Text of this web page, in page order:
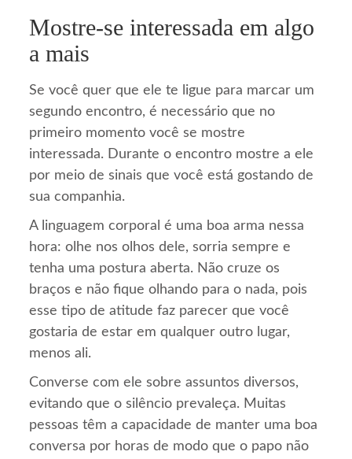
Mostre-se interessada em algo
a mais
Se você quer que ele te ligue para marcar um
segundo encontro, é necessário que no
primeiro momento você se mostre
interessada. Durante o encontro mostre a ele
por meio de sinais que você está gostando de
sua companhia.
A linguagem corporal é uma boa arma nessa
hora: olhe nos olhos dele, sorria sempre e
tenha uma postura aberta. Não cruze os
braços e não fique olhando para o nada, pois
esse tipo de atitude faz parecer que você
gostaria de estar em qualquer outro lugar,
menos ali.
Converse com ele sobre assuntos diversos,
evitando que o silêncio prevaleça. Muitas
pessoas têm a capacidade de manter uma boa
conversa por horas de modo que o papo não